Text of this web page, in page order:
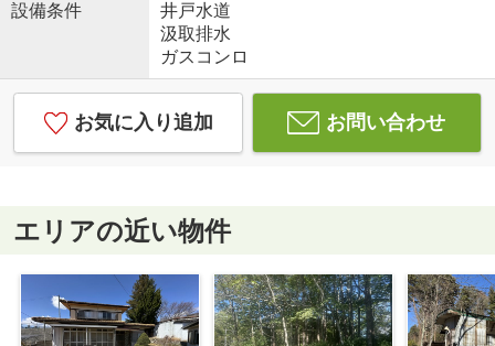
設備条件
井戸水道
汲取排水
ガスコンロ
お気に入り追加 お問い合わせ
エリアの近い物件